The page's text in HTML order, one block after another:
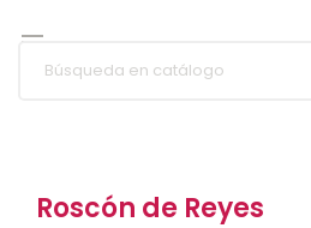

Roscón de Reyes